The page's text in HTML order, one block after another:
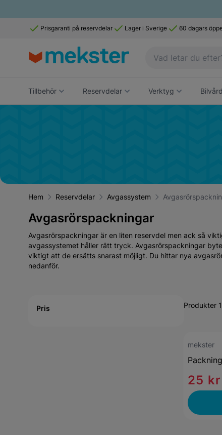
Prisgaranti på reservdelar Lager i Sverige 60 dagars
Tillbehör Reservdelar Verktyg Bilvård
Hem Reservdelar Avgassystem
Avgasrörspackningar
Avgasrörspackningar är en liten reservdel men ack så
avgassystemet håller rätt tryck. Avgasrörspackningar
viktigt att de ersätts snarast möjligt. Du hittar nya
nedanför.
Pris Produkter
mekster
25 kr